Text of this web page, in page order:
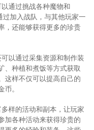
通过挑战各种魔物和
过加入战队，与其他玩家一
，还能够获得更多的珍贵
以通过采集资源和制作装
、种植和煮饭等方式获取
这样不仅可以提高自己的
。
样的活动和副本，让玩家
加各种活动来获得珍贵的